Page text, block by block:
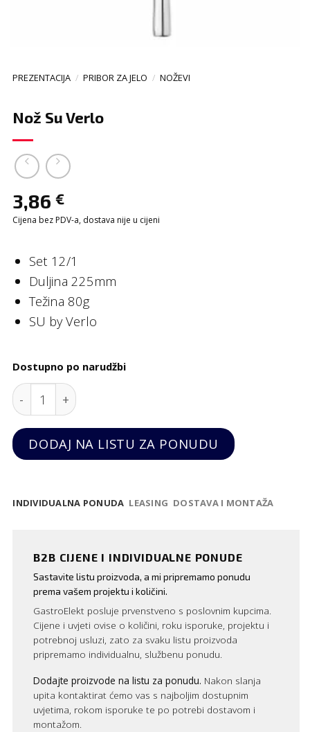
PREZENTACIJA / PRIBOR ZA JELO / NOŽEVI
Nož Su Verlo
3,86€
Cijena bez PDV-a, dostava nije u cijeni
Set 12/1
Duljina 225mm
Težina 80g
SU by Verlo
Dostupno po narudžbi
Nož Su Verlo quantity
DODAJ NA LISTU ZA PONUDU
INDIVIDUALNA PONUDA LEASING DOSTAVA I MONTAŽA
B2B CIJENE I INDIVIDUALNE PONUDE
Sastavite listu proizvoda, a mi pripremamo ponudu
prema vašem projektu i količini.
GastroElekt posluje prvenstveno s poslovnim kupcima.
Cijene i uvjeti ovise o količini, roku isporuke, projektu i
potrebnoj usluzi, zato za svaku listu proizvoda
pripremamo individualnu, službenu ponudu.
Dodajte proizvode na listu za ponudu. Nakon slanja
upita kontaktirat ćemo vas s najboljim dostupnim
uvjetima, rokom isporuke te po potrebi dostavom i
montažom.